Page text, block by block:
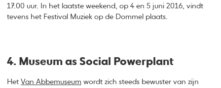
17.00 uur. In het laatste weekend, op 4 en 5 juni 2016, vindt
tevens het Festival Muziek op de Dommel plaats.
4. Museum as Social Powerplant
HetVan Abbemuseum wordt zich steeds bewuster van zijn